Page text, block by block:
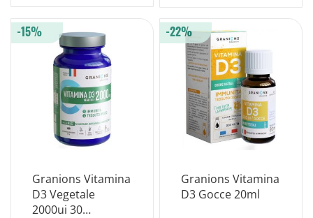
Granions Vitamina
D3 Vegetale
2000ui 30
-15%
Granions Vitamina
D3 Gocce 20ml
-22%